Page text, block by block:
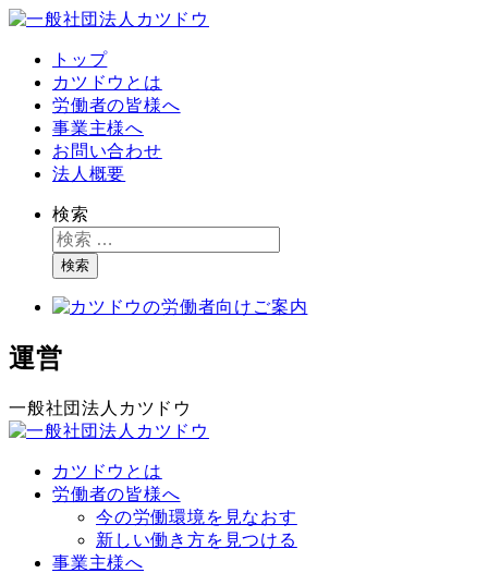
トップ
カツドウとは
労働者の皆様へ
事業主様へ
お問い合わせ
法人概要
検索
検索
運営
一般社団法人カツドウ
カツドウとは
労働者の皆様へ
今の労働環境を見なおす
新しい働き方を見つける
事業主様へ